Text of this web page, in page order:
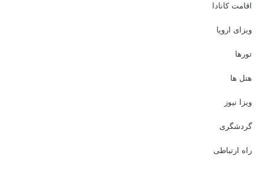
اقامت کانادا
ویزای اروپا
تورها
هتل ها
ویزا نیوز
گردشگری
راه ارتباطی